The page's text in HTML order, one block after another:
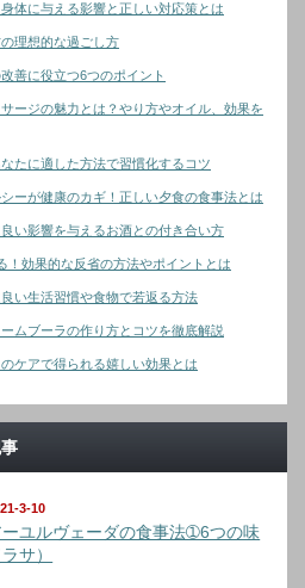
体に与える影響と正しい対応策とは
理想的な過ごし方
善に役立つ6つのポイント
ージの魅力とは？やり方やオイル、効果を
たに適した方法で習慣化するコツ
ーが健康のカギ！正しい夕食の食事法とは
い影響を与えるお酒との付き合い方
！効果的な反省の方法やポイントとは
い生活習慣や食物で若返る方法
ムブーラの作り方とコツを徹底解説
ケアで得られる嬉しい効果とは
3-10
ーユルヴェーダの食事法➀6つの味
ラサ）